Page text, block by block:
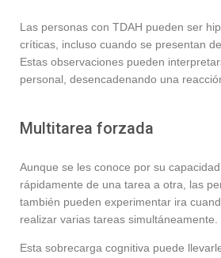
Las personas con TDAH pueden ser
críticas, incluso cuando se presentan
Estas observaciones pueden
personal, desencadenando una
Multitarea forzada
Aunque se les conoce por su
rápidamente de una tarea a otra, las
también pueden experimentar ira
realizar varias tareas simultáneamente.
Esta sobrecarga cognitiva puede